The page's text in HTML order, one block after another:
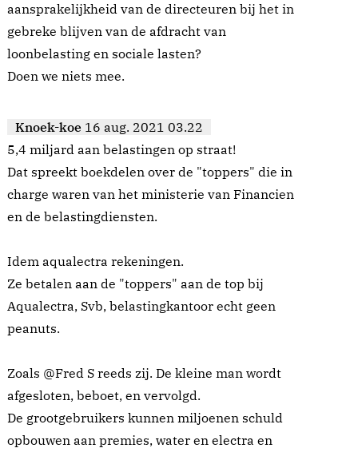
aansprakelijkheid van de directeuren bij het in
gebreke blijven van de afdracht van
loonbelasting en sociale lasten?
Doen we niets mee.
Knoek-koe 16 aug. 2021 03.22
5,4 miljard aan belastingen op straat!
Dat spreekt boekdelen over de "toppers" die in
charge waren van het ministerie van Financien
en de belastingdiensten.
Idem aqualectra rekeningen.
Ze betalen aan de "toppers" aan de top bij
Aqualectra, Svb, belastingkantoor echt geen
peanuts.
Zoals @Fred S reeds zij. De kleine man wordt
afgesloten, beboet, en vervolgd.
De grootgebruikers kunnen miljoenen schuld
opbouwen aan premies, water en electra en